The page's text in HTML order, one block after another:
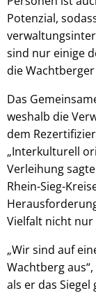
Potenzial,
sind nur einige
die
Das
weshalb die
dem
„Interkulturell
Verleihung
Rhein-Sieg-
Vielfalt nicht nur
„Wir sind auf
Wachtberg
als er das